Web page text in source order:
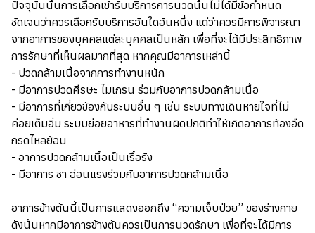
ปัจจุบันนั้นการเลือกเข้ารับบริการการนวดนั้นไม่ได้มีข้อกำหนด
ชัดเจนว่าควรเลือกรับบริการอันใดอันหนึ่ง แต่ว่าควรมีการพิจารณา
จากอาการของบุคคลแต่ละบุคคลเป็นหลัก เพื่อที่จะได้มีประสิทธิภาพ
การรักษาที่เห็นผลมากที่สุด หากคุณมีอาการเหล่านี้
- ปวดกล้ามเนื้อจากการทำงานหนัก
- มีอาการปวดศีรษะ ไมเกรน ร่วมกับอาการปวดกล้ามเนื้อ
- มีอาการที่เกี่ยวข้องกับระบบอื่น ๆ เช่น ระบบทางเดินหายใจที่ไม่
ค่อยเต็มอิ่ม ระบบย่อยอาหารที่ทำงานผิดปกติทำให้เกิดอาการท้องอืด
กรดไหลย้อน
- อาการปวดกล้ามเนื้อเป็นเรื้อรัง
- มีอาการ ชา อ่อนแรงร่วมกับอาการปวดกล้ามเนื้อ
อาการข้างต้นนี้เป็นการแสดงออกถึง “ความเจ็บป่วย” ของร่างกาย
ดังนั้นหากมีอาการข้างต้นควรเป็นการนวดรักษา เพื่อที่จะได้มีการ